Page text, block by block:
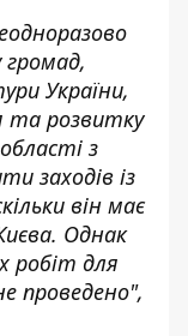
України,
та розвитку
з
заходів із
він має
Однак
робіт для
проведено",